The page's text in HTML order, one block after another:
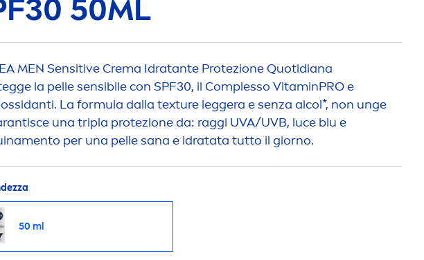
50ML
MEN Sensitive Crema Idratante Protezione Quotidiana
la pelle sensibile con SPF30, il Complesso VitaminPRO e
La formula dalla texture leggera e senza alcol*, non unge
una tripla protezione da: raggi UVA/UVB, luce blu e
mento per una pelle sana e idratata tutto il giorno.
50 ml